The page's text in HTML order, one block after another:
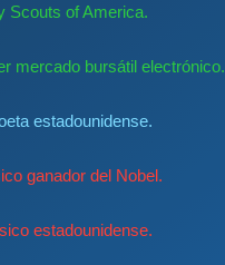
Scouts of America.
mercado bursátil electrónico.
estadounidense.
ganador del Nobel.
estadounidense.